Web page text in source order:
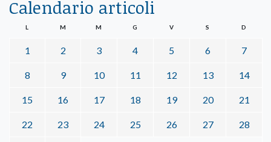
Calendario articoli
L M M G V S D
1 2 3 4 5 6 7
8 9 10 11 12 13 14
15 16 17 18 19 20 21
22 23 24 25 26 27 28